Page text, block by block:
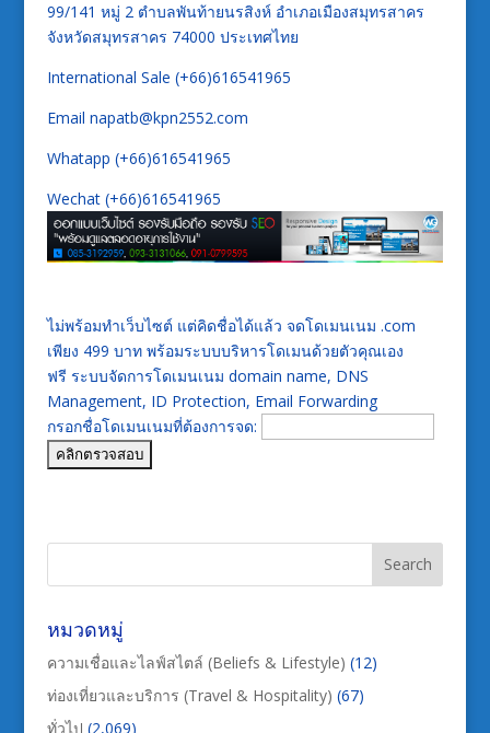
99/141 หมู่ 2 ตำบลพันท้ายนรสิงห์ อำเภอเมืองสมุทรสาคร
จังหวัดสมุทรสาคร 74000 ประเทศไทย
International Sale (+66)616541965
Email napatb@kpn2552.com
Whatapp (+66)616541965
Wechat (+66)616541965
ไม่พร้อมทำเว็บไซต์ แต่คิดชื่อได้แล้ว จดโดเมนเนม .com
เพียง 499 บาท พร้อมระบบบริหารโดเมนด้วยตัวคุณเอง
ฟรี ระบบจัดการโดเมนเนม domain name, DNS
Management, ID Protection, Email Forwarding
กรอกชื่อโดเมนเนมที่ต้องการจด:
หมวดหมู่
ความเชื่อและไลฟ์สไตล์ (Beliefs & Lifestyle) (12)
ท่องเที่ยวและบริการ (Travel & Hospitality) (67)
ทั่วไป (2,069)